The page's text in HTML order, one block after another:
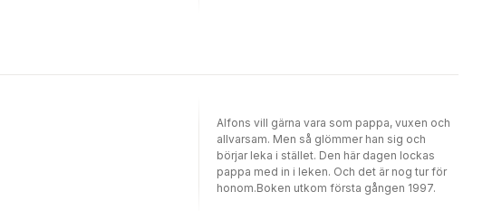
Alfons vill gärna vara som pappa, vuxen och
allvarsam. Men så glömmer han sig och
börjar leka i stället. Den här dagen lockas
pappa med in i leken. Och det är nog tur för
honom.Boken utkom första gången 1997.